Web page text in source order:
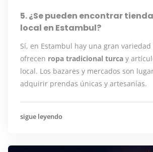
5. ¿Se pueden encontrar
local en Estambul?
Sí, en Estambul hay una gran
ofrecen ropa tradicional turca y
local. Los bazares y mercados son
adquirir prendas únicas y artesanías.
sigue leyendo